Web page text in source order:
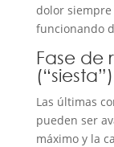
dolor siempre
funcionando
Fase de
(“siesta”)
Las últimas
pueden ser
máximo y la